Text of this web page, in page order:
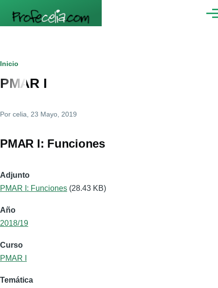
Ruta
de
Inicio
PMAR I
Por celia , 23 Mayo, 2019
PMAR I: Funciones
Adjunto
PMAR I: Funciones (28.43 KB)
Año
2018/19
Curso
PMAR I
Temática